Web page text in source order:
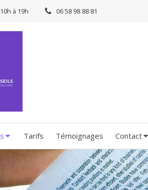
à 19h 06 58 98 88 81
Tarifs Témoignages Contact